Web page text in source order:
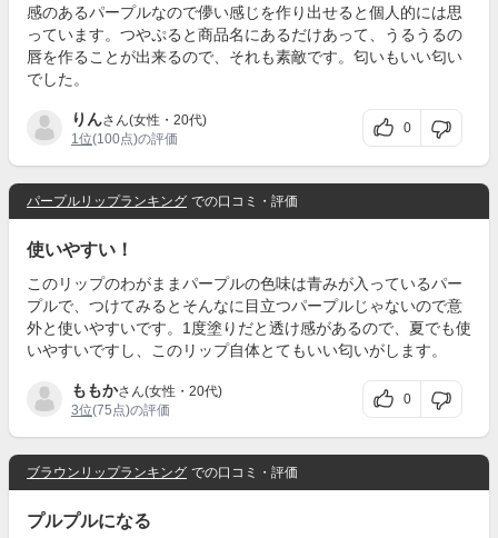
感のあるパープルなので儚い感じを作り出せると個人的には思
っています。つやぷると商品名にあるだけあって、うるうるの
唇を作ることが出来るので、それも素敵です。匂いもいい匂い
でした。
りんさん(女性・20代)
1位(100点)の評価
0
パープルリップランキング での口コミ・評価
使いやすい！
このリップのわがままパープルの色味は青みが入っているパー
プルで、つけてみるとそんなに目立つパープルじゃないので意
外と使いやすいです。1度塗りだと透け感があるので、夏でも使
いやすいですし、このリップ自体とてもいい匂いがします。
ももかさん(女性・20代)
3位(75点)の評価
0
ブラウンリップランキング での口コミ・評価
プルプルになる